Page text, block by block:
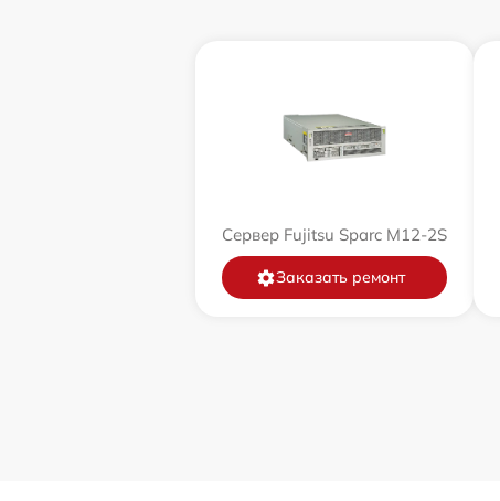
Сервер Fujitsu Sparc M12-2S
Заказать ремонт